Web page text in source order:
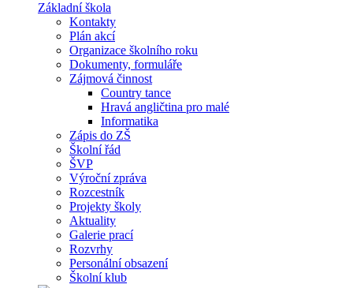
Základní škola
Kontakty
Plán akcí
Organizace školního roku
Dokumenty, formuláře
Zájmová činnost
Country tance
Hravá angličtina pro malé
Informatika
Zápis do ZŠ
Školní řád
ŠVP
Výroční zpráva
Rozcestník
Projekty školy
Aktuality
Galerie prací
Rozvrhy
Personální obsazení
Školní klub